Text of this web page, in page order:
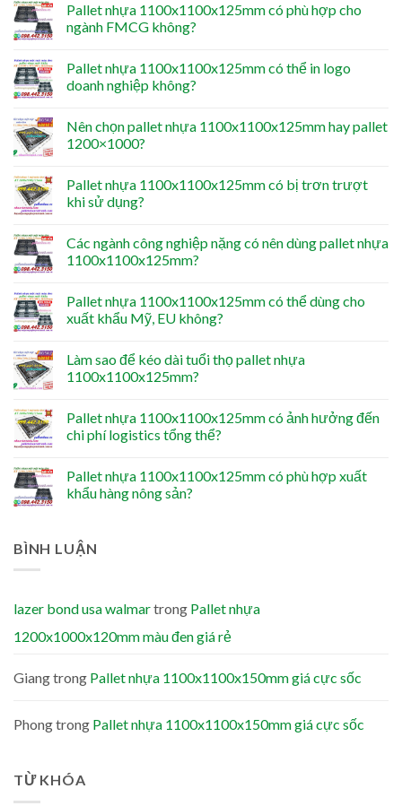
Pallet nhựa 1100x1100x125mm có phù hợp cho
ngành FMCG không?
Pallet nhựa 1100x1100x125mm có thể in logo
doanh nghiệp không?
Nên chọn pallet nhựa 1100x1100x125mm hay pallet
1200×1000?
Pallet nhựa 1100x1100x125mm có bị trơn trượt
khi sử dụng?
Các ngành công nghiệp nặng có nên dùng pallet nhựa
1100x1100x125mm?
Pallet nhựa 1100x1100x125mm có thể dùng cho
xuất khẩu Mỹ, EU không?
Làm sao để kéo dài tuổi thọ pallet nhựa
1100x1100x125mm?
Pallet nhựa 1100x1100x125mm có ảnh hưởng đến
chi phí logistics tổng thể?
Pallet nhựa 1100x1100x125mm có phù hợp xuất
khẩu hàng nông sản?
BÌNH LUẬN
lazer bond usa walmartrong Pallet nhựa
1200x1000x120mm màu đen giá rẻ
Giangtrong Pallet nhựa 1100x1100x150mm giá cực sốc
Phongtrong Pallet nhựa 1100x1100x150mm giá cực sốc
TỪ KHÓA